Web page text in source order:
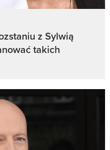
z Sylwią
takich